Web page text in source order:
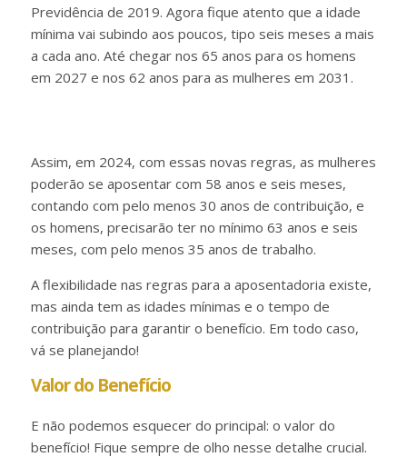
Previdência de 2019. Agora fique atento que a idade
mínima vai subindo aos poucos, tipo seis meses a mais
a cada ano. Até chegar nos 65 anos para os homens
em 2027 e nos 62 anos para as mulheres em 2031.
Assim, em 2024, com essas novas regras, as mulheres
poderão se aposentar com 58 anos e seis meses,
contando com pelo menos 30 anos de contribuição, e
os homens, precisarão ter no mínimo 63 anos e seis
meses, com pelo menos 35 anos de trabalho.
A flexibilidade nas regras para a aposentadoria existe,
mas ainda tem as idades mínimas e o tempo de
contribuição para garantir o benefício. Em todo caso,
vá se planejando!
Valor do Benefício
E não podemos esquecer do principal: o valor do
benefício! Fique sempre de olho nesse detalhe crucial.